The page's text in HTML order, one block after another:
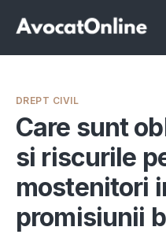
Înscrie-te ca avocat
Servicii
Despre noi
Programeaza
Intrebari
DREPT CIVIL
Care sunt
si riscurile
mostenitori
promisiunii